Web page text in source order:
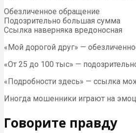
Обезличенное обращение
Подозрительно большая сумма
Ссылка наверняка вредоносная
«Мой дорогой друг» —
«От 25 до 100 тыс» —
«Подробности здесь» — ссылка
Иногда мошенники играют на
Говорите правду